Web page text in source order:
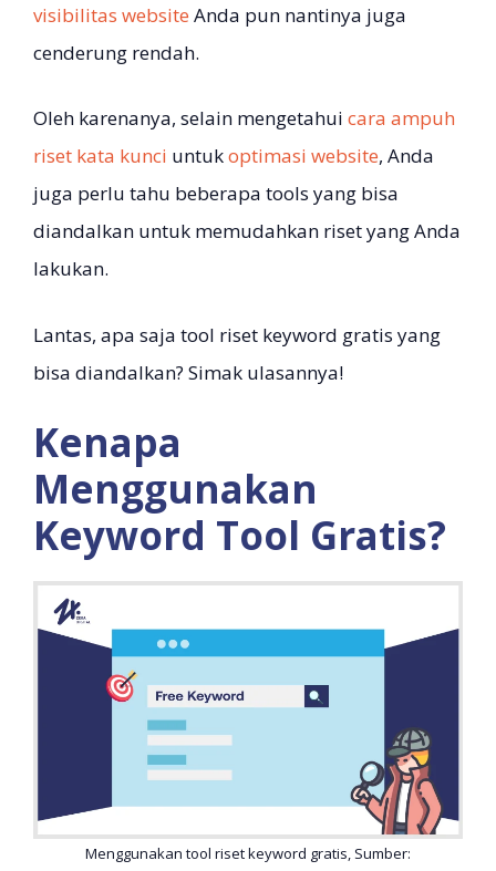
visibilitas website Anda pun nantinya juga
cenderung rendah.
Oleh karenanya, selain mengetahui cara ampuh
riset kata kunci untukoptimasi website, Anda
juga perlu tahu beberapa tools yang bisa
diandalkan untuk memudahkan riset yang Anda
lakukan.
Lantas, apa saja tool riset keyword gratis yang
bisa diandalkan? Simak ulasannya!
Kenapa
Menggunakan
Keyword Tool Gratis?
Menggunakan tool riset keyword gratis, Sumber: